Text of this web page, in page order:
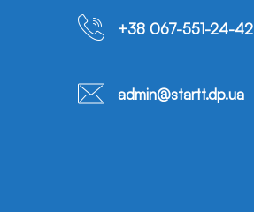
+38 067-551-24-42
admin@startt.dp.ua